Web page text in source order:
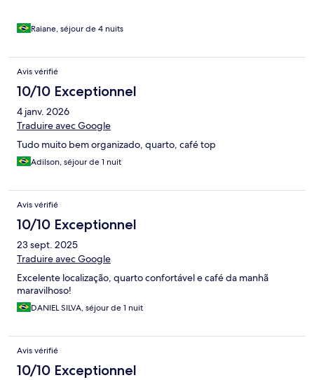
Raiane, séjour de 4 nuits
Avis vérifié
10/10 Exceptionnel
4 janv. 2026
Traduire avec Google
Tudo muito bem organizado, quarto, café top
Adilson, séjour de 1 nuit
Avis vérifié
10/10 Exceptionnel
23 sept. 2025
Traduire avec Google
Excelente localização, quarto confortável e café da manhã
maravilhoso!
DANIEL SILVA, séjour de 1 nuit
Avis vérifié
10/10 Exceptionnel